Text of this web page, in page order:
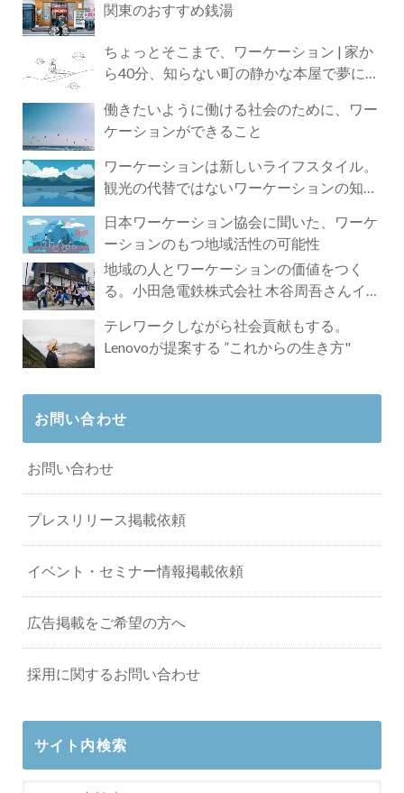
関東のおすすめ銭湯
ちょっとそこまで、ワーケーション | 家か
ら40分、知らない町の静かな本屋で夢に近
働きたいように働ける社会のために、ワー
ケーションができること
ワーケーションは新しいライフスタイル。
観光の代替ではないワーケーションの知ら
日本ワーケーション協会に聞いた、ワーケ
ーションのもつ地域活性の可能性
地域の人とワーケーションの価値をつく
る。小田急電鉄株式会社 木谷周吾さんイン
テレワークしながら社会貢献もする。
Lenovoが提案する ”これからの生き方"
お問い合わせ
お問い合わせ
プレスリリース掲載依頼
イベント・セミナー情報掲載依頼
広告掲載をご希望の方へ
採用に関するお問い合わせ
サイト内検索